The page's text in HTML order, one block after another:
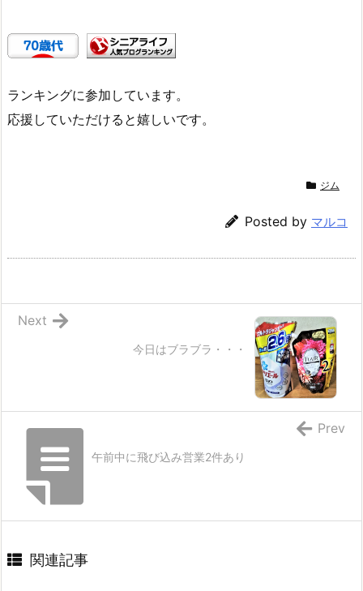
ランキングに参加しています。
応援していただけると嬉しいです。
ジム
Posted by マルコ
今日はブラブラ・・・
Next
午前中に飛び込み営業2件あり
Prev
関連記事